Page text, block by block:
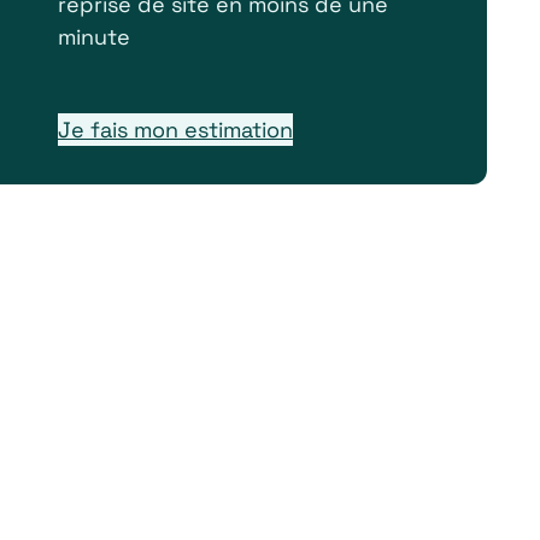
minute
Je fais mon estimation